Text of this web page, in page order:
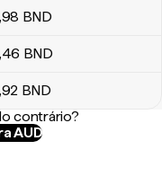
,98 BND
,46 BND
,92 BND
contrário?
AUD